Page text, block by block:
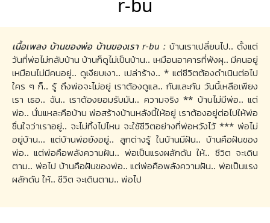
r-bu
เนื้อเพลง บ้านของพ่อ บ้านของเรา r-bu : บ้านเราเปลี่ยนไป.. ตั้งแต่
วันที่พ่อไม่กลับบ้าน บ้านก็ดูไม่เป็นบ้าน.. เหมือนอาคารที่พังผุ.. มีคนอยู่
เหมือนไม่มีคนอยู่.. ดูเงียบเงา.. เปล่าร้าง.. * แต่ชีวิตต้องดำเนินต่อไป
ใคร ๆ ก็.. รู้ ถึงพ่อจะไม่อยู่ เราต้องดูแล.. กันและกัน วันนี้เหลือเพียง
เรา เธอ.. ฉัน.. เราต้องยอมรับมัน.. ความจริง ** บ้านไม่มีพ่อ.. แต่
พ่อ.. นั่นแหละคือบ้าน พ่อสร้างบ้านหลังนี้ให้อยู่ เราต้องอยู่ต่อไปให้พ่อ
ชื่นใจว่าเราอยู่.. จะไม่ทิ้งไปไหน จะใช้ชีวิตอย่างที่พ่อหวังไว้ *** พ่อไม่
อยู่บ้าน... แต่บ้านพ่อยังอยู่.. ลูกต่างรู้ ในบ้านมีฝัน.. บ้านคือฝันของ
พ่อ.. แต่พ่อคือพลังความฝัน.. พ่อเป็นแรงผลักดัน ให้.. ชีวิต จะเดิน
ตาม.. พ่อไป บ้านคือฝันของพ่อ.. แต่พ่อคือพลังความฝัน.. พ่อเป็นแรง
ผลักดัน ให้.. ชีวิต จะเดินตาม.. พ่อไป